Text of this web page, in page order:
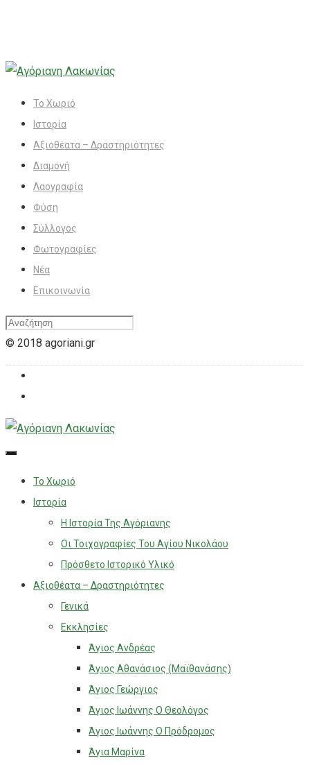
Το Χωριό
Ιστορία
Αξιοθέατα – Δραστηριότητες
Διαμονή
Λαογραφία
Φύση
Σύλλογος
Φωτογραφίες
Νέα
Επικοινωνία
© 2018 agoriani.gr
Το Χωριό
Ιστορία
Η Ιστορία Της Αγόριανης
Οι Τοιχογραφίες Του Αγίου Νικολάου
Πρόσθετο Ιστορικό Υλικό
Αξιοθέατα – Δραστηριότητες
Γενικά
Εκκλησίες
Άγιος Ανδρέας
Άγιος Αθανάσιος (Μαϊθανάσης)
Άγιος Γεώργιος
Άγιος Ιωάννης Ο Θεολόγος
Άγιος Ιωάννης Ο Πρόδρομος
Άγια Μαρίνα